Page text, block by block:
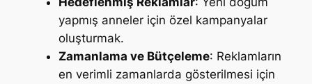
yapmış anneler için özel kampanyalar
oluşturmak.
Zamanlama ve Bütçeleme: Reklamların
en verimli zamanlarda gösterilmesi için